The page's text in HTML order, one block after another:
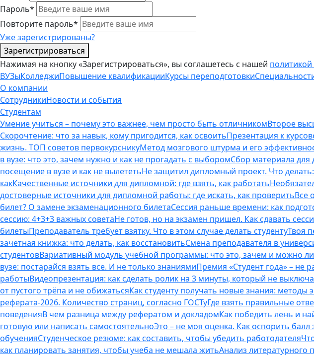
Пароль*
Повторите пароль*
Уже зарегистрированы?
Зарегистрироваться
Нажимая на кнопку «Зарегистрироваться», вы соглашетесь с нашей
ВУЗыКолледжиПовышение квалификацииКурсы переподготовки
О компании
СотрудникиНовости и события
Студентам
Умение учиться – почему это важнее, чем просто быть отличникомВторое
Скорочтение: что за навык, кому пригодится, как освоитьПрезентация к
жизнь. ТОП советов первокурсникуМетод мозгового штурма и его
в вузе: что это, зачем нужно и как не прогадать с выборомСбор материала для
посещение в вузе и как не вылететьНе защитил дипломный проект. Что
какКачественные источники для дипломной: где взять, как работать
достоверные источники для дипломной работы: где искать, как проверитьВсе
билет? О замене экзаменационного билетаСессия раньше времени: как
сессию: 4+3+3 важных советаНе готов, но на экзамен пришел. Как сдавать
билетыПреподаватель требует взятку. Что в этом случае делать студентуТвоя
зачетная книжка: что делать, как восстановитьСмена преподавателя в
студентовВариативный модуль учебной программы: что это, зачем и можно ли
вузе: постарайся взять все. И не только знаниямиПремия «Студент года» – не
работыВидеопрезентация: как сделать ролик на 3 минуты, который не
от пустого трёпа и не обижатьсяКак студенту получать новые знания: методы
реферата-2026. Количество страниц, согласно ГОСТуГде взять правильные
поведенияВ чем разница между рефератом и докладомКак победить лень и
готовую или написать самостоятельноЭто – не моя оценка. Как оспорить балл
обученияСтуденческое резюме: как составить, чтобы убедить работодателя
как планировать занятия, чтобы учеба не мешала житьАнализ